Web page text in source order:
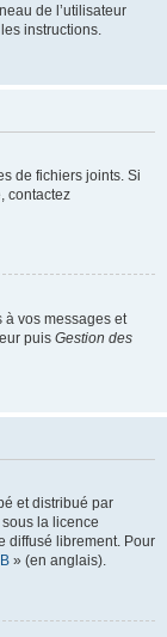
de l’utilisateur
instructions.
de fichiers joints. Si
contactez
à vos messages et
puis Gestion des
et distribué par
sous la licence
diffusé librement. Pour
» (en anglais).